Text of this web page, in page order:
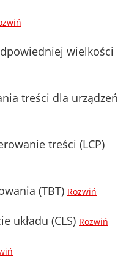
wielkości
treści dla urządzeń
treści (LCP)
(TBT) Rozwiń
układu (CLS) Rozwiń